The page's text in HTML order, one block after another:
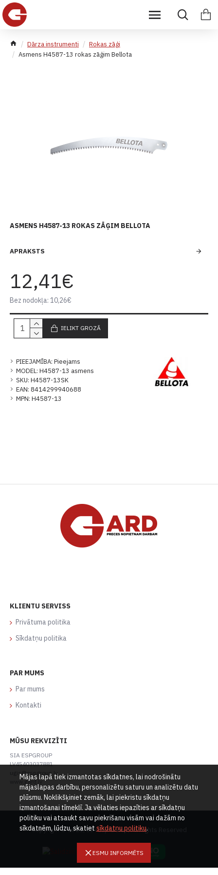
Dārza instrumenti
Rokas zāģi
Asmens H4587-13 rokas zāģim Bellota
ASMENS H4587-13 ROKAS ZĀĢIM BELLOTA
APRAKSTS
PIEEJAMĪBA: Pieejams
MODEL: H4587-13 asmens
SKU: H4587-13SK
EAN: 8414299940688
MPN: H4587-13
12,41€
Bez nodokļa: 10,26€
IELIKT GROZĀ
KLIENTU SERVISS
Privātuma politika
Sīkdatņu politika
PAR MUMS
Par mums
Kontakti
MŪSU REKVIZĪTI
SIA ESPGROUP
LV45403037881
ugis@espgroup.lv
www.gard.lv
Copyright © 2021, SIA Esp Group, All Rights Reserved
ESMU INFORMĒTS
Mājas lapā tiek izmantotas sīkdatnes, lai nodrošinātu
mājaslapas darbību, personalizētu saturu un analizētu datu
plūsmu. Noklikšķiniet zemāk, lai piekristu sīkdatņu
izmantošanai tīmeklī. Ja vēlaties iepazīties ar sīkdatņu
politiku vai atsaukt savu piekrišanu visām vai dažām no
sīkdatnēm, lūdzu, skatiet sīkdatņu politiku.